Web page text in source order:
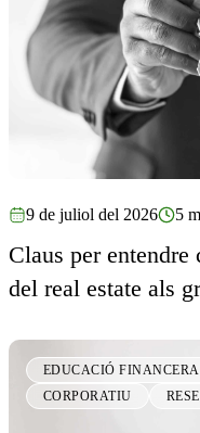
9 de juliol del 2026 5
Claus per entendre
del real estate als
EDUCACIÓ FINANCERA
CORPORATIU